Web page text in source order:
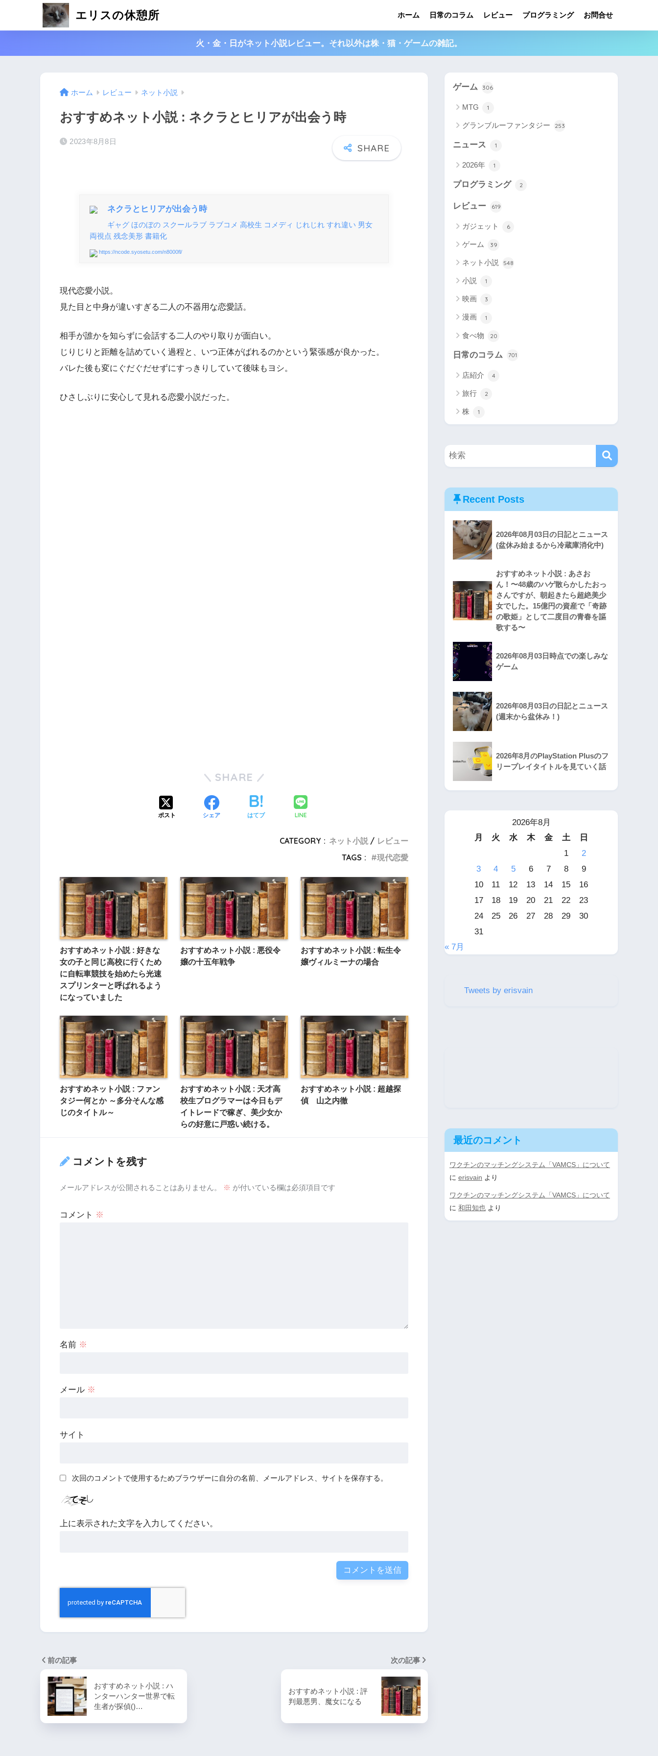
エリスの休憩所 ホーム 日常のコラム レビュー プログラミング お問合せ
火・金・日がネット小説レビュー。それ以外は株・猫・ゲームの雑記。
ホーム レビュー ネット小説
おすすめネット小説 : ネクラとヒリアが出会う時
2023年8月8日
ネクラとヒリアが出会う時
ギャグ ほのぼの スクールラブ ラブコメ 高校生 コメディ じれじれ すれ違い 男女
両視点 残念美形 書籍化
https://ncode.syosetu.com/n8000fl/
現代恋愛小説。
見た目と中身が違いすぎる二人の不器用な恋愛話。
相手が誰かを知らずに会話する二人のやり取りが面白い。
じりじりと距離を詰めていく過程と、いつ正体がばれるのかという緊張感が良かった。
バレた後も変にぐだぐだせずにすっきりしていて後味もヨシ。
ひさしぶりに安心して見れる恋愛小説だった。
SHARE
ポスト シェア はてブ LINE
CATEGORY : ネット小説
レビュー
TAGS :
現代恋愛
おすすめネット小説 : 好きな
女の子と同じ高校に行くため
に自転車競技を始めたら光速
スプリンターと呼ばれるよう
になっていました
おすすめネット小説 : 悪役令
嬢の十五年戦争
おすすめネット小説 : 転生令
嬢ヴィルミーナの場合
おすすめネット小説 : ファン
タジー何とか ～多分そんな感
じのタイトル～
おすすめネット小説 : 天才高
校生プログラマーは今日もデ
イトレードで稼ぎ、美少女か
らの好意に戸惑い続ける。
おすすめネット小説 : 超越探
偵 山之内徹
コメントを残す
メールアドレスが公開されることはありません。 ※ が付いている欄は必須項目です
コメント ※
名前 ※
メール ※
サイト
次回のコメントで使用するためブラウザーに自分の名前、メールアドレス、サイトを保存する。
上に表示された文字を入力してください。
前の記事
おすすめネット小説 : ハ
ンターハンター世界で転
生者が探偵()…
次の記事
おすすめネット小説 : 評
判最悪男、魔女になる
ゲーム 306
MTG 1
グランブルーファンタジー 253
ニュース 1
2026年 1
プログラミング 2
レビュー 619
ガジェット 6
ゲーム 39
ネット小説 548
小説 1
映画 3
漫画 1
食べ物 20
日常のコラム 701
店紹介 4
旅行 2
株 1
Recent Posts
2026年08月03日の日記とニュース
(盆休み始まるから冷蔵庫消化中)
おすすめネット小説 : あさお
ん！〜48歳のハゲ散らかしたおっ
さんですが、朝起きたら超絶美少
女でした。15億円の資産で「奇跡
の歌姫」として二度目の青春を謳
歌する〜
2026年08月03日時点での楽しみな
ゲーム
2026年08月03日の日記とニュース
(週末から盆休み！)
2026年8月のPlayStation Plusのフ
リープレイタイトルを見ていく話
2026年8月
月
火 水 木 金 土
日
1
2
3
4 5 6 7 8
9
10
11 12 13 14 15
16
17
18 19 20 21 22
23
24
25 26 27 28 29
30
31
« 7月
Tweets by erisvain
最近のコメント
ワクチンのマッチングシステム「VAMCS」について
に erisvain より
ワクチンのマッチングシステム「VAMCS」について
に 和田知也 より